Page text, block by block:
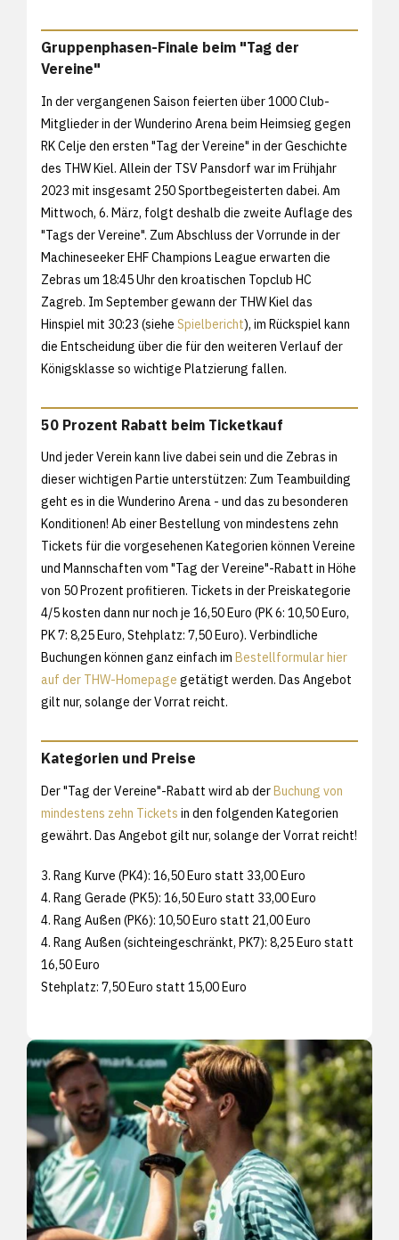
Gruppenphasen-Finale beim "Tag der
Vereine"
In der vergangenen Saison feierten über 1000 Club-
Mitglieder in der Wunderino Arena beim Heimsieg gegen
RK Celje den ersten "Tag der Vereine" in der Geschichte
des THW Kiel. Allein der TSV Pansdorf war im Frühjahr
2023 mit insgesamt 250 Sportbegeisterten dabei. Am
Mittwoch, 6. März, folgt deshalb die zweite Auflage des
"Tags der Vereine". Zum Abschluss der Vorrunde in der
Machineseeker EHF Champions League erwarten die
Zebras um 18:45 Uhr den kroatischen Topclub HC
Zagreb. Im September gewann der THW Kiel das
Hinspiel mit 30:23 (siehe Spielbericht), im Rückspiel kann
die Entscheidung über die für den weiteren Verlauf der
Königsklasse so wichtige Platzierung fallen.
50 Prozent Rabatt beim Ticketkauf
Und jeder Verein kann live dabei sein und die Zebras in
dieser wichtigen Partie unterstützen: Zum Teambuilding
geht es in die Wunderino Arena - und das zu besonderen
Konditionen! Ab einer Bestellung von mindestens zehn
Tickets für die vorgesehenen Kategorien können Vereine
und Mannschaften vom "Tag der Vereine"-Rabatt in Höhe
von 50 Prozent profitieren. Tickets in der Preiskategorie
4/5 kosten dann nur noch je 16,50 Euro (PK 6: 10,50 Euro,
PK 7: 8,25 Euro, Stehplatz: 7,50 Euro). Verbindliche
Buchungen können ganz einfach im Bestellformular hier
auf der THW-Homepage getätigt werden. Das Angebot
gilt nur, solange der Vorrat reicht.
Kategorien und Preise
Der "Tag der Vereine"-Rabatt wird ab derBuchung von
mindestens zehn Tickets in den folgenden Kategorien
gewährt. Das Angebot gilt nur, solange der Vorrat reicht!
3. Rang Kurve (PK4): 16,50 Euro statt 33,00 Euro
4. Rang Gerade (PK5): 16,50 Euro statt 33,00 Euro
4. Rang Außen (PK6): 10,50 Euro statt 21,00 Euro
4. Rang Außen (sichteingeschränkt, PK7): 8,25 Euro statt
16,50 Euro
Stehplatz: 7,50 Euro statt 15,00 Euro